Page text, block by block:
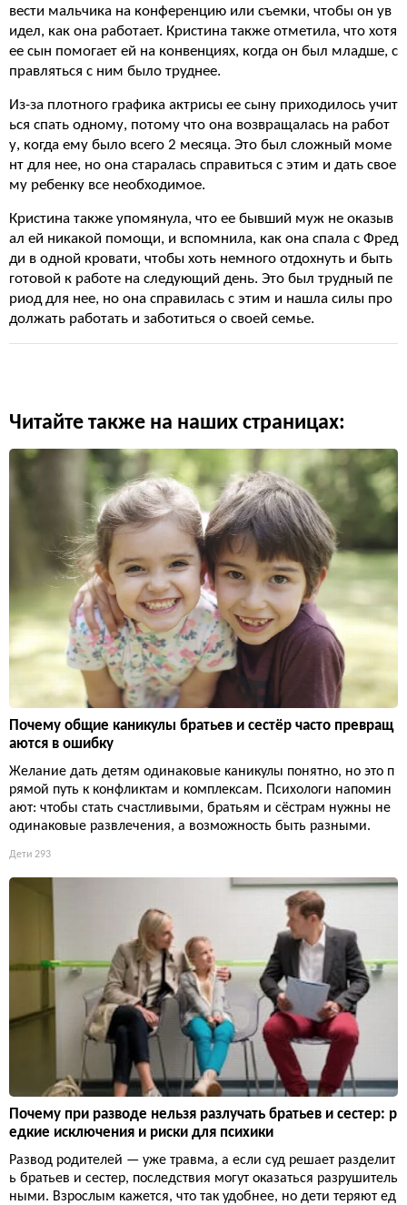
вести мальчика на конференцию или съемки, чтобы он ув
идел, как она работает. Кристина также отметила, что хотя
ее сын помогает ей на конвенциях, когда он был младше, с
правляться с ним было труднее.
Из-за плотного графика актрисы ее сыну приходилось учит
ься спать одному, потому что она возвращалась на работ
у, когда ему было всего 2 месяца. Это был сложный моме
нт для нее, но она старалась справиться с этим и дать свое
му ребенку все необходимое.
Кристина также упомянула, что ее бывший муж не оказыв
ал ей никакой помощи, и вспомнила, как она спала с Фред
ди в одной кровати, чтобы хоть немного отдохнуть и быть
готовой к работе на следующий день. Это был трудный пе
риод для нее, но она справилась с этим и нашла силы про
должать работать и заботиться о своей семье.
Читайте также на наших страницах:
Почему общие каникулы братьев и сестёр часто превращ
аются в ошибку
Желание дать детям одинаковые каникулы понятно, но это п
рямой путь к конфликтам и комплексам. Психологи напомин
ают: чтобы стать счастливыми, братьям и сёстрам нужны не
одинаковые развлечения, а возможность быть разными.
Дети 293
Почему при разводе нельзя разлучать братьев и сестер: р
едкие исключения и риски для психики
Развод родителей — уже травма, а если суд решает разделит
ь братьев и сестер, последствия могут оказаться разрушитель
ными. Взрослым кажется, что так удобнее, но дети теряют ед